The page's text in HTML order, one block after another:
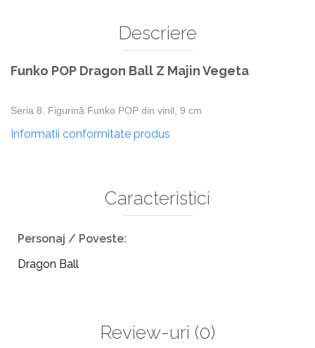
Descriere
Funko POP Dragon Ball Z Majin Vegeta
Seria 8. Figurină Funko POP din vinil, 9 cm
Informatii conformitate produs
Caracteristici
Personaj / Poveste:
Dragon Ball
Review-uri (0)